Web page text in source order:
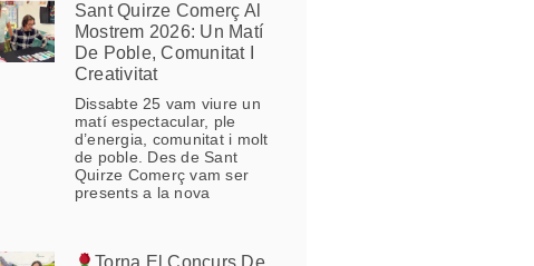
Sant Quirze Comerç Al
Mostrem 2026: Un Matí
De Poble, Comunitat I
Creativitat
Dissabte 25 vam viure un
matí espectacular, ple
d’energia, comunitat i molt
de poble. Des de Sant
Quirze Comerç vam ser
presents a la nova